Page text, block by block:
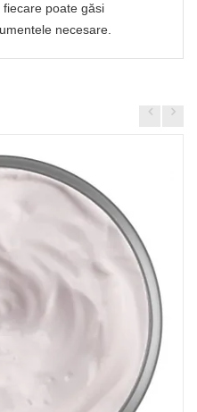
poate găsi
necesare.